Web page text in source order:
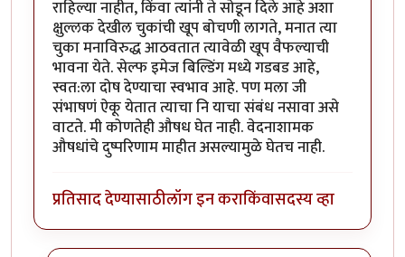
राहिल्या नाहीत, किंवा त्यांनी ते सोडून दिले आहे अशा
क्षुल्लक देखील चुकांची खूप बोचणी लागते, मनात त्या
चुका मनाविरुद्ध आठवतात त्यावेळी खूप वैफल्याची
भावना येते. सेल्फ इमेज बिल्डिंग मध्ये गडबड आहे,
स्वत:ला दोष देण्याचा स्वभाव आहे. पण मला जी
संभाषणं ऐकू येतात त्याचा नि याचा संबंध नसावा असे
वाटते. मी कोणतेही औषध घेत नाही. वेदनाशामक
औषधांचे दुष्परिणाम माहीत असल्यामुळे घेतच नाही.
प्रतिसाद देण्यासाठीलॉग इन कराकिंवासदस्य व्हा